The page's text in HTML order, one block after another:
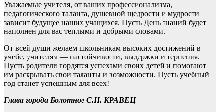
Уважаемые учителя, от ваших профессионализма,
педагогического таланта, душевной щедрости и мудрости
зависит будущее наших учащихся. Пусть День знаний будет
наполнен для вас теплыми и добрыми словами.
От всей души желаем школьникам высоких достижений в
учебе, учителям — настойчивости, выдержки и терпения.
Пусть родители гордятся успехами своих детей и помогают
им раскрывать свои таланты и возможности. Пусть учебный
год станет успешным для всех!
Глава города Болотное С.Н. КРАВЕЦ